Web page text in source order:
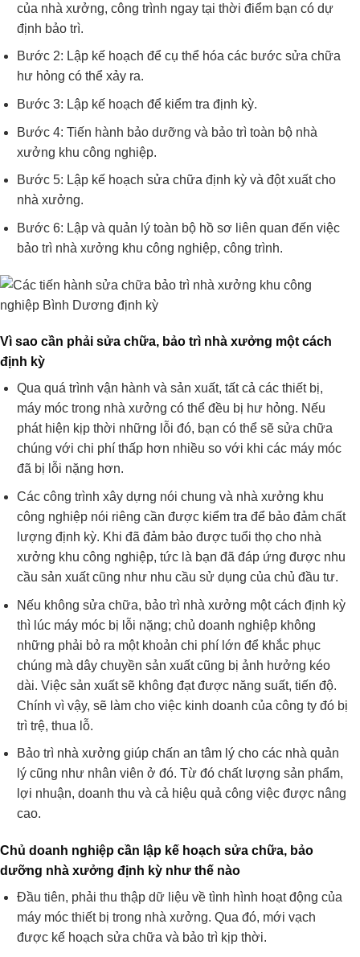
của nhà xưởng, công trình ngay tại thời điểm bạn có dự
định bảo trì.
Bước 2: Lập kế hoạch để cụ thể hóa các bước sửa chữa
hư hỏng có thể xảy ra.
Bước 3: Lập kế hoạch để kiểm tra định kỳ.
Bước 4: Tiến hành bảo dưỡng và bảo trì toàn bộ nhà
xưởng khu công nghiệp.
Bước 5: Lập kế hoạch sửa chữa định kỳ và đột xuất cho
nhà xưởng.
Bước 6: Lập và quản lý toàn bộ hồ sơ liên quan đến việc
bảo trì nhà xưởng khu công nghiệp, công trình.
Vì sao cần phải sửa chữa, bảo trì nhà xưởng một cách
định kỳ
Qua quá trình vận hành và sản xuất, tất cả các thiết bị,
máy móc trong nhà xưởng có thể đều bị hư hỏng. Nếu
phát hiện kịp thời những lỗi đó, bạn có thể sẽ sửa chữa
chúng với chi phí thấp hơn nhiều so với khi các máy móc
đã bị lỗi nặng hơn.
Các công trình xây dựng nói chung và nhà xưởng khu
công nghiệp nói riêng cần được kiểm tra để bảo đảm chất
lượng định kỳ. Khi đã đảm bảo được tuổi thọ cho nhà
xưởng khu công nghiệp, tức là bạn đã đáp ứng được nhu
cầu sản xuất cũng như nhu cầu sử dụng của chủ đầu tư.
Nếu không sửa chữa, bảo trì nhà xưởng một cách định kỳ
thì lúc máy móc bị lỗi nặng; chủ doanh nghiệp không
những phải bỏ ra một khoản chi phí lớn để khắc phục
chúng mà dây chuyền sản xuất cũng bị ảnh hưởng kéo
dài. Việc sản xuất sẽ không đạt được năng suất, tiến độ.
Chính vì vậy, sẽ làm cho việc kinh doanh của công ty đó bị
trì trệ, thua lỗ.
Bảo trì nhà xưởng giúp chấn an tâm lý cho các nhà quản
lý cũng như nhân viên ở đó. Từ đó chất lượng sản phẩm,
lợi nhuận, doanh thu và cả hiệu quả công việc được nâng
cao.
Chủ doanh nghiệp cần lập kế hoạch sửa chữa, bảo
dưỡng nhà xưởng định kỳ như thế nào
Đầu tiên, phải thu thập dữ liệu về tình hình hoạt động của
máy móc thiết bị trong nhà xưởng. Qua đó, mới vạch
được kế hoạch sửa chữa và bảo trì kịp thời.